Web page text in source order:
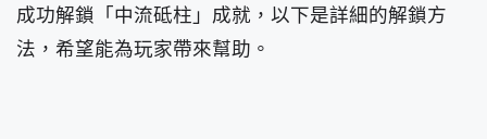
成功解鎖「中流砥柱」成就，以下是詳細的解鎖方
法，希望能為玩家帶來幫助。